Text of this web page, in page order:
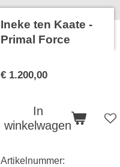
Ineke ten Kaate -
Primal Force
€ 1.200,00
In
winkelwagen
Artikelnummer: